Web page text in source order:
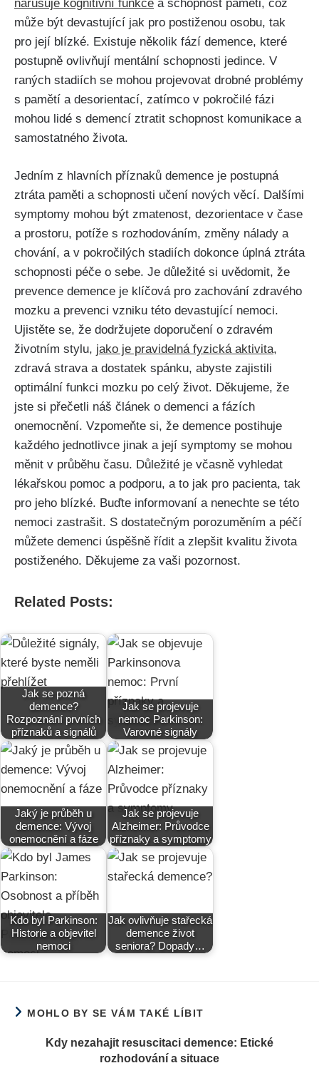
narušuje kognitivní funkce a schopnost paměti, což
může být devastující jak pro postiženou osobu, tak
pro její blízké. Existuje několik fází demence, které
postupně ovlivňují mentální schopnosti jedince. V
raných stadiích se mohou projevovat drobné problémy
s pamětí a desorientací, zatímco v pokročilé fázi
mohou lidé s demencí ztratit schopnost komunikace a
samostatného života.
Jedním z hlavních příznaků demence je postupná
ztráta paměti a schopnosti učení nových věcí. Dalšími
symptomy mohou být zmatenost, dezorientace v čase
a prostoru, potíže s rozhodováním, změny nálady a
chování, a v pokročilých stadiích dokonce úplná ztráta
schopnosti péče o sebe. Je důležité si uvědomit, že
prevence demence je klíčová pro zachování zdravého
mozku a prevenci vzniku této devastující nemoci.
Ujistěte se, že dodržujete doporučení o zdravém
životním stylu, jako je pravidelná fyzická aktivita,
zdravá strava a dostatek spánku, abyste zajistili
optimální funkci mozku po celý život. Děkujeme, že
jste si přečetli náš článek o demenci a fázích
onemocnění. Vzpomeňte si, že demence postihuje
každého jednotlivce jinak a její symptomy se mohou
měnit v průběhu času. Důležité je včasně vyhledat
lékařskou pomoc a podporu, a to jak pro pacienta, tak
pro jeho blízké. Buďte informovaní a nenechte se této
nemoci zastrašit. S dostatečným porozuměním a péčí
můžete demenci úspěšně řídit a zlepšit kvalitu života
postiženého. Děkujeme za vaši pozornost.
Related Posts:
Jak se pozná
demence?
Rozpoznání prvních
příznaků a signálů
Jak se projevuje
nemoc Parkinson:
Varovné signály
Jaký je průběh u
demence: Vývoj
onemocnění a fáze
Jak se projevuje
Alzheimer: Průvodce
příznaky a symptomy
Kdo byl Parkinson:
Historie a objevitel
nemoci
Jak ovlivňuje stařecká
demence život
seniora? Dopady…
MOHLO BY SE VÁM TAKÉ LÍBIT
Kdy nezahajit resuscitaci demence: Etické
rozhodování a situace